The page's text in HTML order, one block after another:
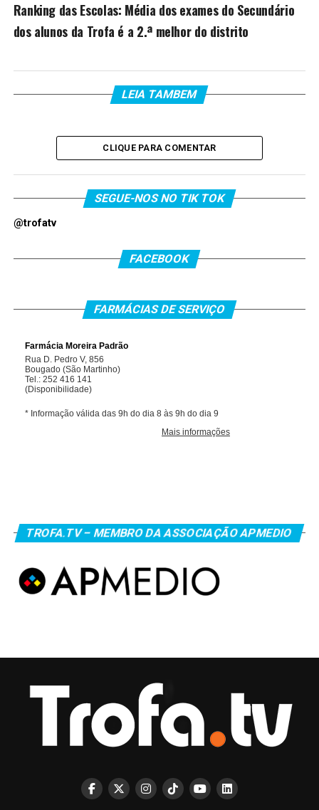
Ranking das Escolas: Média dos exames do Secundário
dos alunos da Trofa é a 2.ª melhor do distrito
LEIA TAMBEM
CLIQUE PARA COMENTAR
SEGUE-NOS NO TIK TOK
@trofatv
FACEBOOK
FARMÁCIAS DE SERVIÇO
TROFA.TV – MEMBRO DA ASSOCIAÇÃO APMEDIO